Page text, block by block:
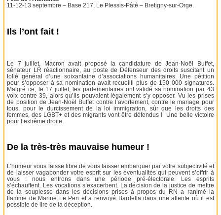
11-12-13 septembre – Base 217, Le Plessis-Pâté – Bretigny-sur-Orge.
Ils l’ont fait !
Le 7 juillet, Macron avait proposé la candidature de Jean-Noël Buffet,
sénateur LR réactionnaire, au poste de Défenseur des droits suscitant un
tollé général d’une soixantaine d’associations humanitaires. Une pétition
pour s’opposer à sa nomination avait recueilli plus de 150 000 signatures.
Malgré ce, le 17 juillet, les parlementaires ont validé sa nomination par 43
voix contre 39, alors qu’ils pouvaient légalement s’y opposer. Vu les prises
de position de Jean-Noël Buffet contre l’avortement, contre le mariage pour
tous, pour le durcissement de la loi immigration, sûr que les droits des
femmes, des LGBT+ et des migrants vont être défendus ! Une belle victoire
pour l’extrême droite.
De la très-très mauvaise humeur !
L’humeur vous laisse libre de vous laisser embarquer par votre subjectivité et
de laisser vagabonder votre esprit sur les éventualités qui peuvent s’offrir à
vous : nous entrons dans une période pré-électorale. Les esprits
s’échauffent. Les vocations s’exacerbent. La décision de la justice de mettre
de la souplesse dans les décisions prises à propos du RN a ranimé la
flamme de Marine Le Pen et a renvoyé Bardella dans une attente où il est
possible de lire de la déception.